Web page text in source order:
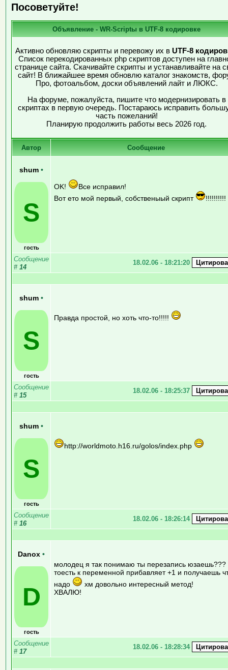
Посоветуйте!
Объявление - WR-Scriptы в UTF-8 кодировке
Активно обновляю скрипты и перевожу их в UTF-8
Список перекодированных php скриптов доступен на
странице сайта. Скачивайте скрипты и устанавливайте на
сайт! В ближайшее время обновлю каталог знакомств,
Про, фотоальбом, доски объявлений лайт и ЛЮКС.
На форуме, пожалуйста, пишите что модернизировать в
скриптах в первую очередь. Постараюсь исправить
часть пожеланий!
Планирую продолжить работы весь 2026 год.
Автор Сообщение
shum •
S
гость
OK!
Все исправил!
Вот ето мой первый, собственыый скрипт
!!!!!!!!!!
Сообщение
# 14
18.02.06 - 18:21:20
shum •
S
гость
Правда простой, но хоть что-то!!!!!
Сообщение
# 15
18.02.06 - 18:25:37
shum •
S
гость
http://worldmoto.h16.ru/golos/index.php
Сообщение
# 16
18.02.06 - 18:26:14
Danox •
D
гость
молодец я так понимаю ты перезапись юзаешь???
тоесть к переменной прибавляет +1 и получаешь
надо
хм довольно интересный метод!
ХВАЛЮ!
Сообщение
# 17
18.02.06 - 18:28:34